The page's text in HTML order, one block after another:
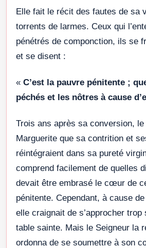
Elle fait le récit des fautes de sa
torrents de larmes. Ceux qui
pénétrés de componction, ils se
et se disent :
« C’est la pauvre pénitente ;
péchés et les nôtres à cause
Trois ans après sa conversion,
Marguerite que sa contrition et
réintégraient dans sa pureté
comprend facilement de quelles
devait être embrasé le cœur de
pénitente. Cependant, à cause
elle craignait de s’approcher trop
table sainte. Mais le Seigneur la
ordonna de se soumettre à son